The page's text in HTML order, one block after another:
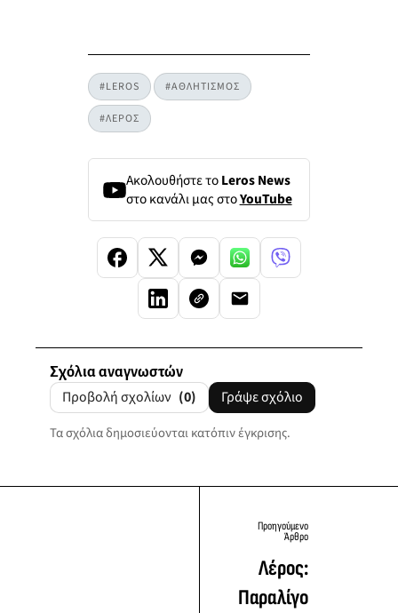
#LEROS #ΑΘΛΗΤΙΣΜΟΣ
#ΛΕΡΟΣ
Ακολουθήστε τοLeros News
στο κανάλι μας στοYouTube
Σχόλια αναγνωστών
Προβολή σχολίων (0) Γράψε σχόλιο
Τα σχόλια δημοσιεύονται κατόπιν έγκρισης.
Προηγούμενο
Άρθρο
Λέρος:
Παραλίγο